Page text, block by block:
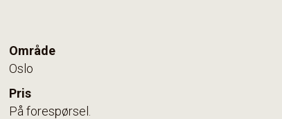
Område
Oslo
Pris
På forespørsel.